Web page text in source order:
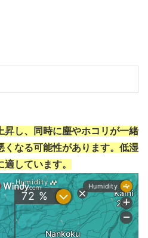
昇し、同時に塵やホコリが一緒
くなる可能性があります。低湿
しています。